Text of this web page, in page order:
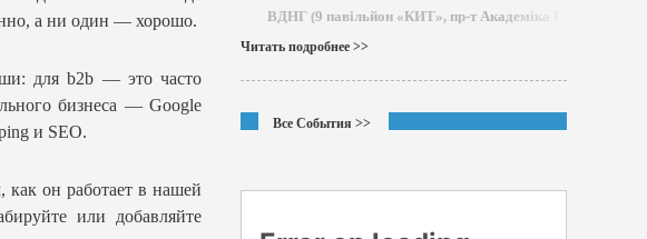
а ни один — хорошо.
для b2b — это часто
бизнеса — Google
и SEO.
как он работает в нашей
или добавляйте
ВДНГ (9 павільйон «КИТ», пр-т Академіка Глушкова)
Читать подробнее >>
Все События >>